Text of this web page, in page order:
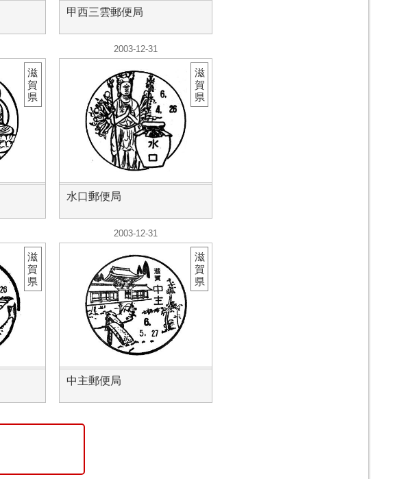
甲西三雲郵便局
滋
賀
県
2003-12-31
水口郵便局
滋
賀
県
滋
賀
県
2003-12-31
中主郵便局
滋
賀
県